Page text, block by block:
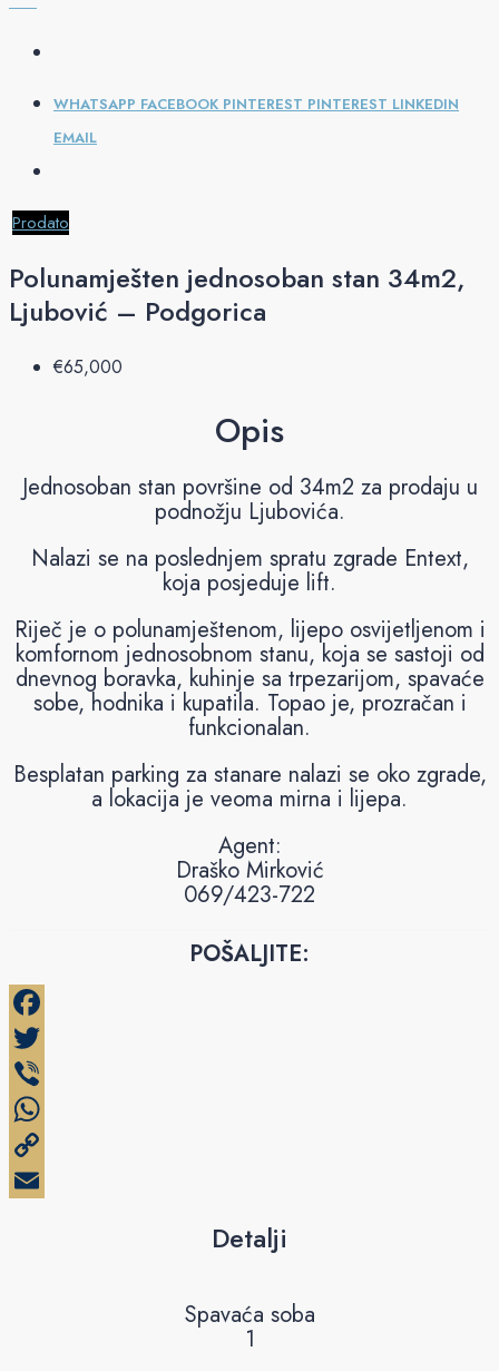
WHATSAPP FACEBOOK PINTEREST PINTEREST LINKEDIN
EMAIL
Prodato
Polunamješten jednosoban stan 34m2,
Ljubović – Podgorica
€‎65,000
Opis
Jednosoban stan površine od 34m2 za prodaju u
podnožju Ljubovića.
Nalazi se na poslednjem spratu zgrade Entext,
koja posjeduje lift.
Riječ je o polunamještenom, lijepo osvijetljenom i
komfornom jednosobnom stanu, koja se sastoji od
dnevnog boravka, kuhinje sa trpezarijom, spavaće
sobe, hodnika i kupatila. Topao je, prozračan i
funkcionalan.
Besplatan parking za stanare nalazi se oko zgrade,
a lokacija je veoma mirna i lijepa.
Agent:
Draško Mirković
069/423-722
POŠALJITE:
Detalji
Spavaća soba
1